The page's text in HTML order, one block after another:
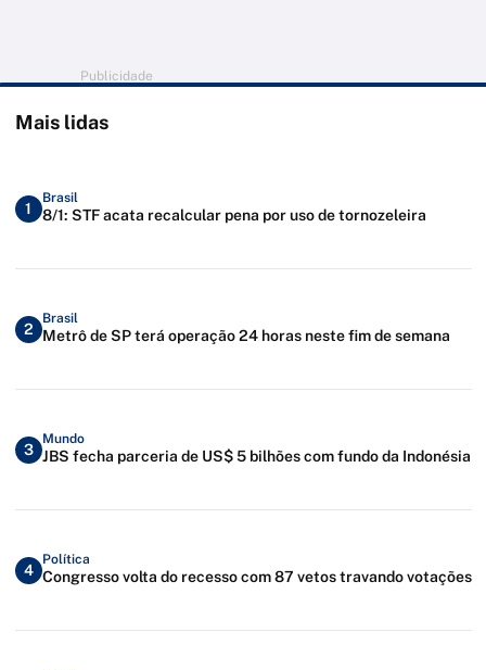
Publicidade
Mais lidas
1
Brasil
8/1: STF acata recalcular pena por uso de tornozeleira
2
Brasil
Metrô de SP terá operação 24 horas neste fim de semana
3
Mundo
JBS fecha parceria de US$ 5 bilhões com fundo da Indonésia
4
Política
Congresso volta do recesso com 87 vetos travando votações